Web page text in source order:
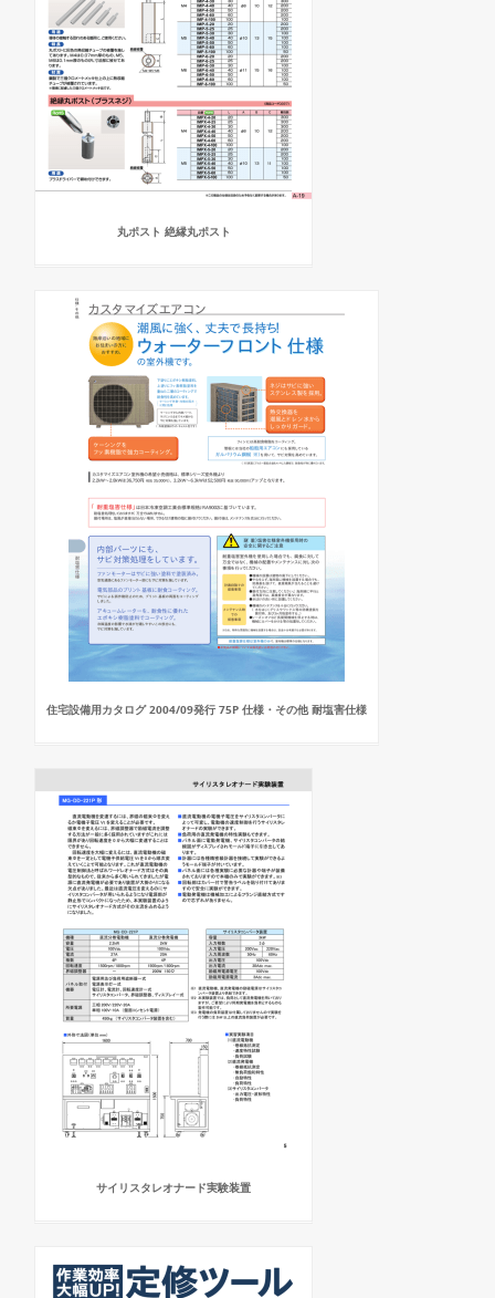
丸ポスト 絶縁丸ポスト
住宅設備用カタログ 2004/09発行 75P 仕様・その他 耐塩害仕様
サイリスタレオナード実験装置